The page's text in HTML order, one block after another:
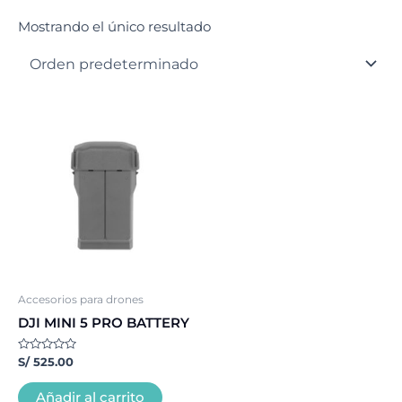
Mostrando el único resultado
Accesorios para drones
DJI MINI 5 PRO BATTERY
Valorado
con
de
S/525.00
Añadir al carrito